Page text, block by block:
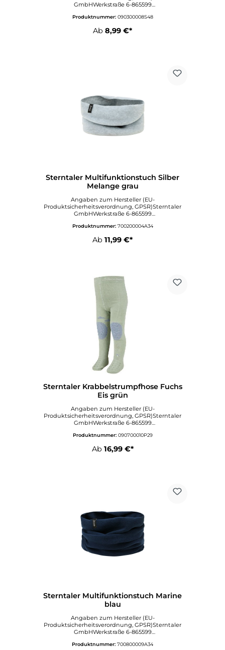
GmbHWerkstraße 6-865599
rntaler.com
Produktnummer: 090300008S48
Ab 8,99 €*
Sterntaler Multifunktionstuch Silber
Melange grau
Angaben zum Hersteller (EU-
Produktsicherheitsverordnung, GPSR)Sterntaler
GmbHWerkstraße 6-865599
rntaler.com
Produktnummer: 700200004A34
Ab 11,99 €*
Sterntaler Krabbelstrumpfhose Fuchs
Eis grün
Angaben zum Hersteller (EU-
Produktsicherheitsverordnung, GPSR)Sterntaler
GmbHWerkstraße 6-865599
rntaler.com
Produktnummer: 090700010P29
Ab 16,99 €*
Sterntaler Multifunktionstuch Marine
blau
Angaben zum Hersteller (EU-
Produktsicherheitsverordnung, GPSR)Sterntaler
GmbHWerkstraße 6-865599
rntaler.com
Produktnummer: 700800009A34